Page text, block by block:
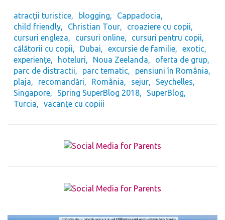
atracții turistice blogging
Cappadocia
child friendly
Christian Tour
croaziere cu copii
cursuri engleza
cursuri online
cursuri pentru copii
călătorii cu copii
Dubai excursie de familie
exotic
experiențe
hoteluri Noua Zeelanda
oferta de grup
parc de distractii
parc tematic
pensiuni în România
plaja
recomandări România sejur
Seychelles
Singapore
Spring SuperBlog 2018
SuperBlog
Turcia
vacanțe cu copiii